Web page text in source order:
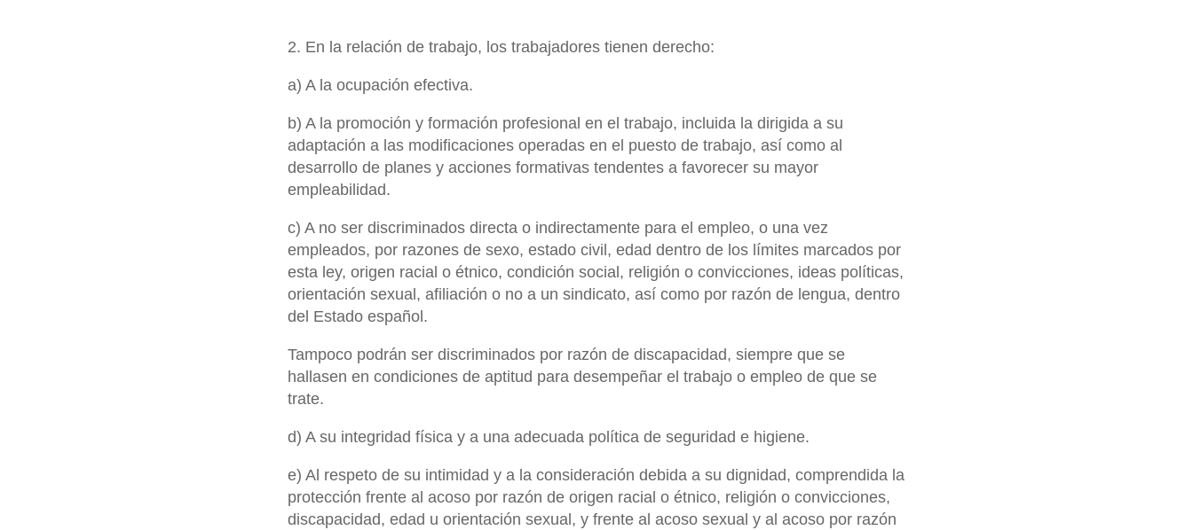
2. En la relación de trabajo, los trabajadores tienen derecho:
a) A la ocupación efectiva.
b) A la promoción y formación profesional en el trabajo, incluida la dirigida a su
adaptación a las modificaciones operadas en el puesto de trabajo, así como al
desarrollo de planes y acciones formativas tendentes a favorecer su mayor
empleabilidad.
c) A no ser discriminados directa o indirectamente para el empleo, o una vez
empleados, por razones de sexo, estado civil, edad dentro de los límites marcados por
esta ley, origen racial o étnico, condición social, religión o convicciones, ideas políticas,
orientación sexual, afiliación o no a un sindicato, así como por razón de lengua, dentro
del Estado español.
Tampoco podrán ser discriminados por razón de discapacidad, siempre que se
hallasen en condiciones de aptitud para desempeñar el trabajo o empleo de que se
trate.
d) A su integridad física y a una adecuada política de seguridad e higiene.
e) Al respeto de su intimidad y a la consideración debida a su dignidad, comprendida la
protección frente al acoso por razón de origen racial o étnico, religión o convicciones,
discapacidad, edad u orientación sexual, y frente al acoso sexual y al acoso por razón